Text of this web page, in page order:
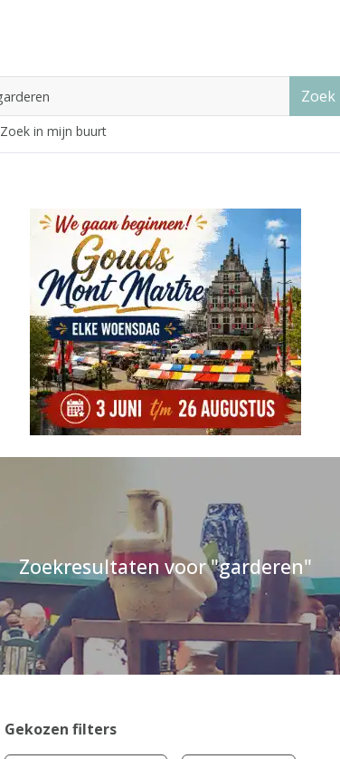
Zoek
Zoek in mijn buurt
Zoekresultaten voor "garderen"
Gekozen filters